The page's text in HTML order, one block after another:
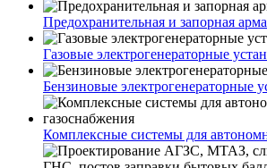
Предохранительная и запорная
Газовые электрогенераторные
Бензиновые электрогенераторные
Комплексные системы для